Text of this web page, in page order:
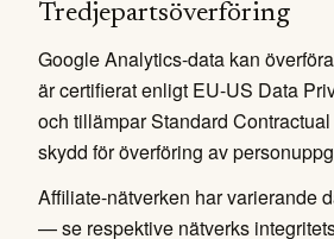
Tredjepartsöverföring
Google Analytics-data kan
är certifierat enligt EU-US Data
och tillämpar Standard
skydd för överföring av
Affiliate-nätverken har varierande
— se respektive nätverks